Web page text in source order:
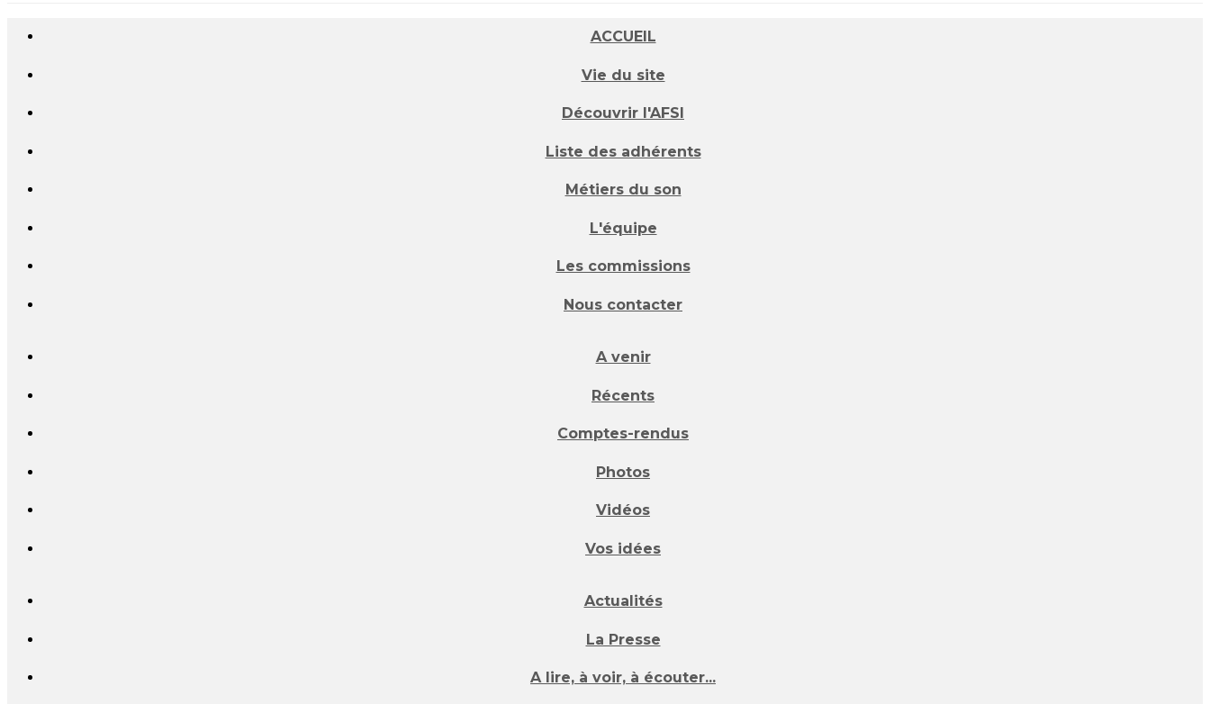
ACCUEIL
Vie du site
Découvrir l'AFSI
Liste des adhérents
Métiers du son
L'équipe
Les commissions
Nous contacter
A venir
Récents
Comptes-rendus
Photos
Vidéos
Vos idées
Actualités
La Presse
A lire, à voir, à écouter...